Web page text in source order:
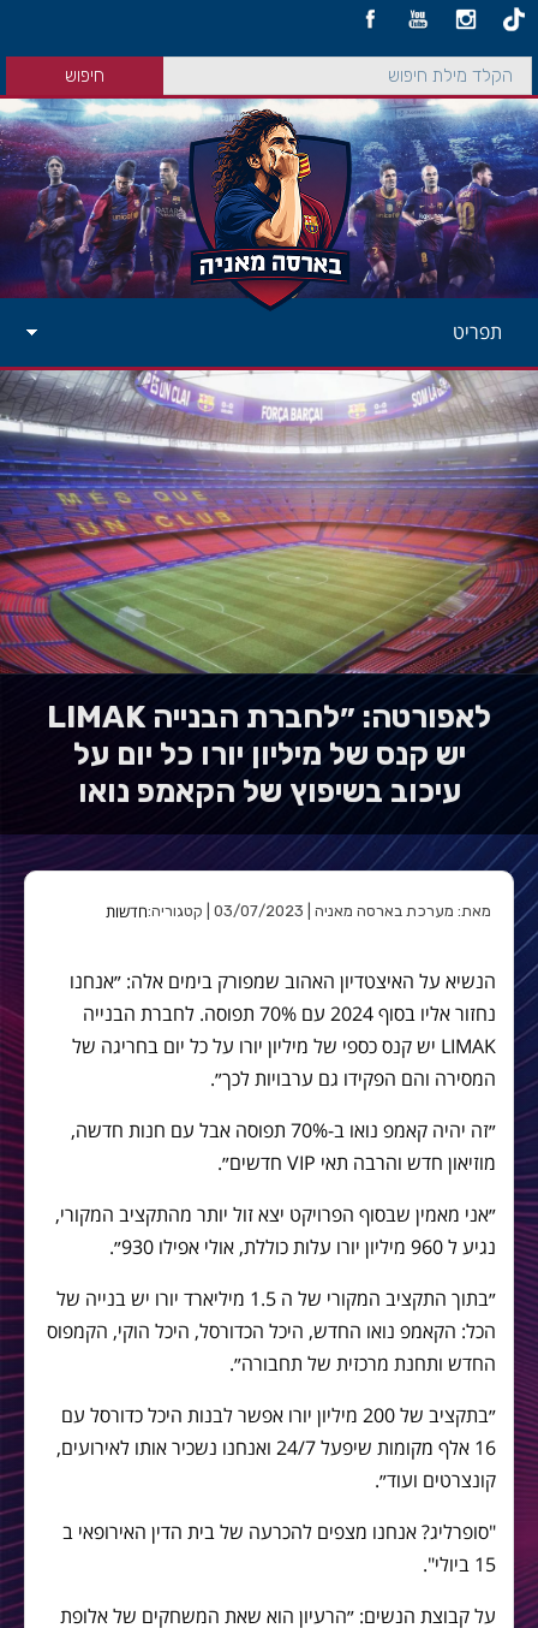
תפריט
לאפורטה: ״לחברת הבנייה LIMAK
יש קנס של מיליון יורו כל יום על
עיכוב בשיפוץ של הקאמפ נואו
מאת: מערכת בארסה מאניה | 03/07/2023 | קטגוריה: חדשות
הנשיא על האיצטדיון האהוב שמפורק בימים אלה: ״אנחנו
נחזור אליו בסוף 2024 עם 70% תפוסה. לחברת הבנייה
LIMAK יש קנס כספי של מיליון יורו על כל יום בחריגה של
המסירה והם הפקידו גם ערבויות לכך״.
״זה יהיה קאמפ נואו ב-70% תפוסה אבל עם חנות חדשה,
מוזיאון חדש והרבה תאי VIP חדשים״.
״אני מאמין שבסוף הפרויקט יצא זול יותר מהתקציב המקורי,
נגיע ל 960 מיליון יורו עלות כוללת, אולי אפילו 930״.
״בתוך התקציב המקורי של ה 1.5 מיליארד יורו יש בנייה של
הכל: הקאמפ נואו החדש, היכל הכדורסל, היכל הוקי, הקמפוס
החדש ותחנת מרכזית של תחבורה״.
״בתקציב של 200 מיליון יורו אפשר לבנות היכל כדורסל עם
16 אלף מקומות שיפעל 24/7 ואנחנו נשכיר אותו לאירועים,
קונצרטים ועוד״.
"סופרליג? אנחנו מצפים להכרעה של בית הדין האירופאי ב
15 ביולי".
על קבוצת הנשים: ״הרעיון הוא שאת המשחקים של אלופת